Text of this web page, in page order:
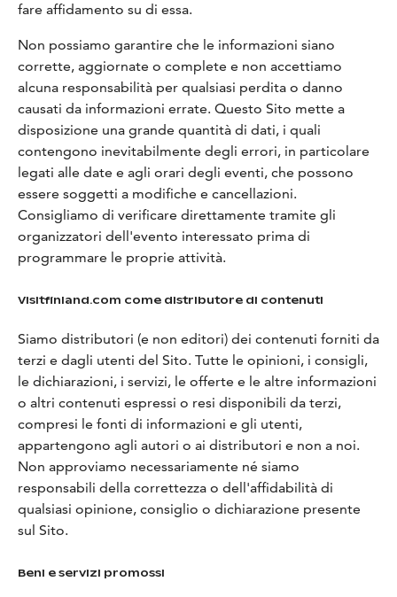
fare affidamento su di essa.
Non possiamo garantire che le informazioni siano
corrette, aggiornate o complete e non accettiamo
alcuna responsabilità per qualsiasi perdita o danno
causati da informazioni errate. Questo Sito mette a
disposizione una grande quantità di dati, i quali
contengono inevitabilmente degli errori, in particolare
legati alle date e agli orari degli eventi, che possono
essere soggetti a modifiche e cancellazioni.
Consigliamo di verificare direttamente tramite gli
organizzatori dell'evento interessato prima di
programmare le proprie attività.
Visitfinland.com come distributore di contenuti
Siamo distributori (e non editori) dei contenuti forniti da
terzi e dagli utenti del Sito. Tutte le opinioni, i consigli,
le dichiarazioni, i servizi, le offerte e le altre informazioni
o altri contenuti espressi o resi disponibili da terzi,
compresi le fonti di informazioni e gli utenti,
appartengono agli autori o ai distributori e non a noi.
Non approviamo necessariamente né siamo
responsabili della correttezza o dell'affidabilità di
qualsiasi opinione, consiglio o dichiarazione presente
sul Sito.
Beni e servizi promossi